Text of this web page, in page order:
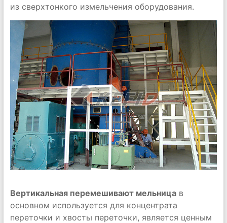
из сверхтонкого измельчения оборудования.
Вертикальная перемешивают мельницав
основном используется для концентрата
переточки и хвосты переточки, является ценным